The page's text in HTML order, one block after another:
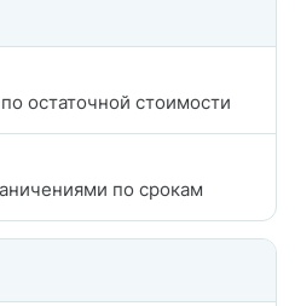
остаточной стоимости
по срокам